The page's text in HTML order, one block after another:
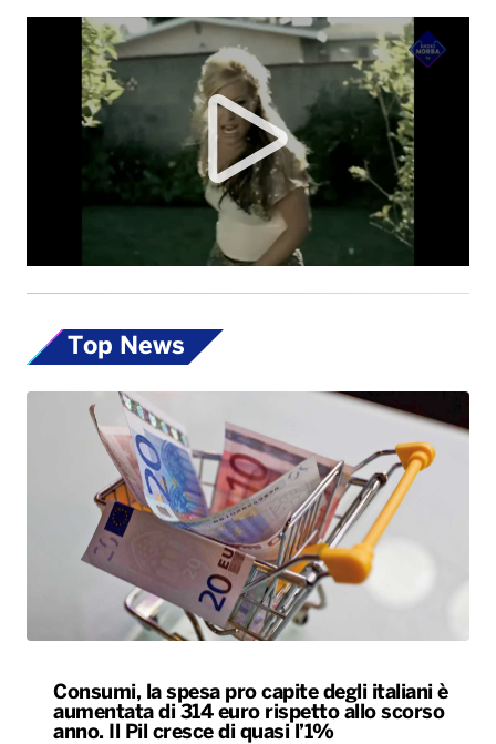
Top News
Consumi, la spesa pro capite degli italiani è
aumentata di 314 euro rispetto allo scorso
anno. Il Pil cresce di quasi l’1%